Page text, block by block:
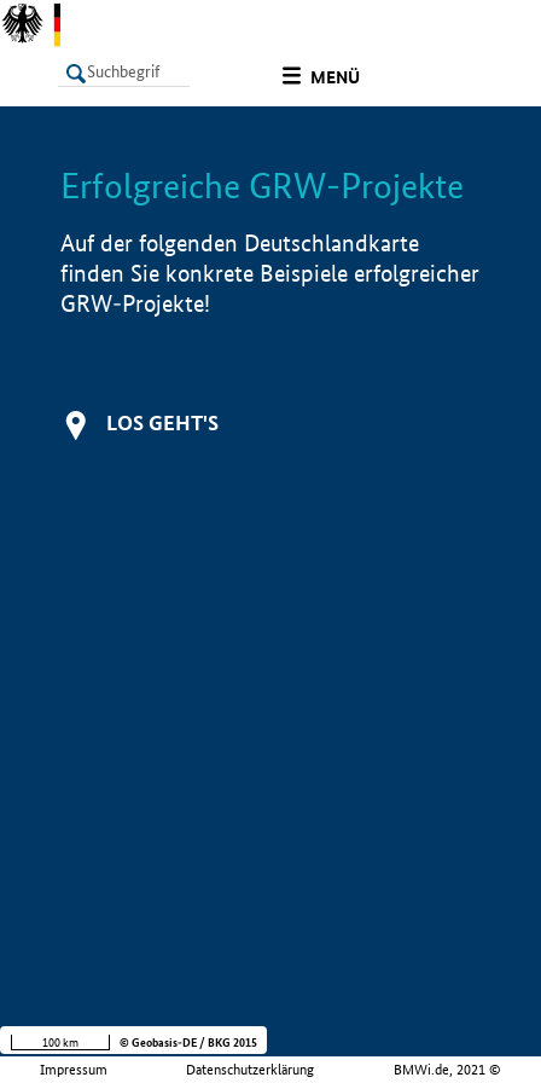
MENÜ
LISTE Info
Erfolgreiche GRW-Projekte
Auf der folgenden Deutschlandkarte
finden Sie konkrete Beispiele erfolgreicher
GRW-Projekte!
LOS GEHT'S
Impressum Datenschutzerklärung BMWi.de, 2021 ©
100 km © Geobasis-DE / BKG 2015